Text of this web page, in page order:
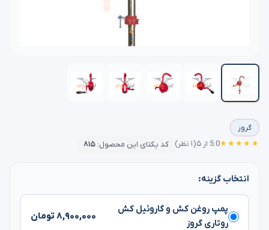
گروز
★★★★★5.0 از ۵ (۱ نظر) کد یکتای این محصول:۸۱۵
انتخاب گزینه:
پمپ روغن کش و گاروئیل کش
روتاری گروز
۸,۹۰۰,۰۰۰ تومان